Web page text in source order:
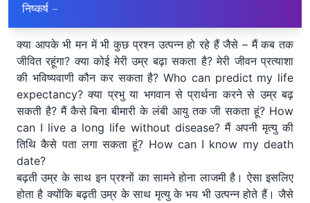
निष्कर्ष –
क्या आपके भी मन में भी कुछ प्रश्न उत्पन्न हो रहे हैं जैसे – मैं कब तक
जीवित रहूंगा? क्या कोई मेरी उम्र बढ़ा सकता है? मेरी जीवन प्रत्याशा
की भविष्यवाणी कौन कर सकता है? Who can predict my life
expectancy? क्या प्रभु या भगवान से प्रार्थना करने से उम्र बढ़
सकती है? मैं कैसे बिना बीमारी के लंबी आयु तक जी सकता हूं? How
can I live a long life without disease? मैं अपनी मृत्यु की
तिथि कैसे पता लगा सकता हूं? How can I know my death
date?
बढ़ती उम्र के साथ इन प्रश्नों का सामने होना लाजमी है। ऐसा इसलिए
होता है क्योंकि बढ़ती उम्र के साथ मृत्यु के भय भी उत्पन्न होते हैं। जैसे